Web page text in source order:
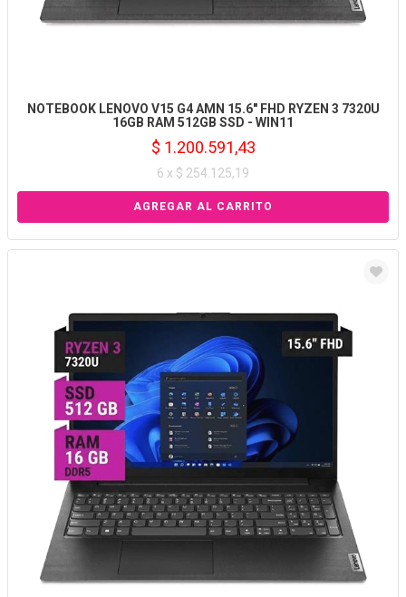
NOTEBOOK LENOVO V15 G4 AMN 15.6" FHD RYZEN 3 7320U
16GB RAM 512GB SSD - WIN11
$ 1.200.591,43
6 x $ 254.125,19